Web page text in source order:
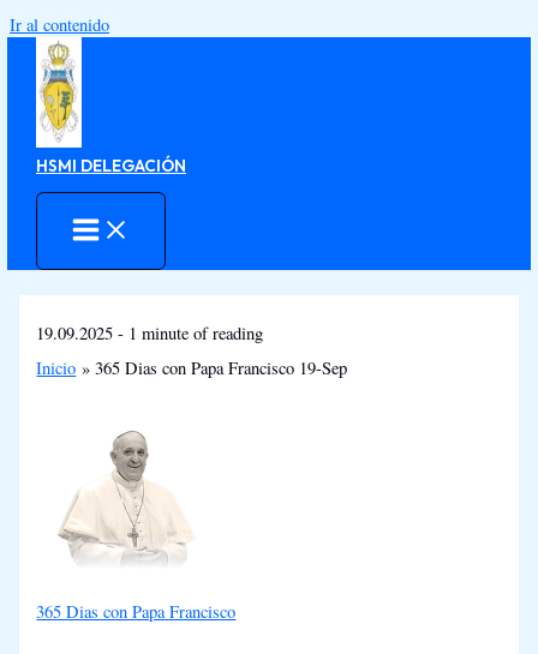
Ir al contenido
HSMI DELEGACIÓN
19.09.2025- 1 minute of reading
Inicio
365 Dias con Papa Francisco 19-Sep
365 Dias con Papa Francisco